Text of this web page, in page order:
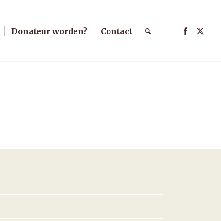
Donateur worden? Contact